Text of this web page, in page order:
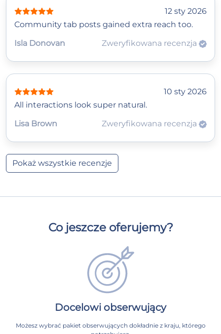
12 sty 2026
Community tab posts gained extra reach too.
Isla Donovan
Zweryfikowana recenzja
10 sty 2026
All interactions look super natural.
Lisa Brown
Zweryfikowana recenzja
Pokaż wszystkie recenzje
Co jeszcze oferujemy?
Docelowi obserwujący
Możesz wybrać pakiet obserwujących dokładnie z kraju, którego